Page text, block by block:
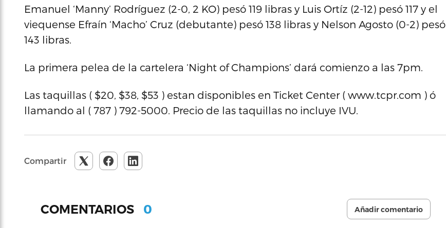
Emanuel ‘Manny’ Rodríguez (2-0, 2 KO) pesó 119 libras y Luis Ortíz (2-12) pesó 117 y el
viequense Efraín ‘Macho’ Cruz (debutante) pesó 138 libras y Nelson Agosto (0-2) pesó
143 libras.
La primera pelea de la cartelera ‘Night of Champions’ dará comienzo a las 7pm.
Las taquillas ( $20, $38, $53 ) estan disponibles en Ticket Center ( www.tcpr.com ) ó
llamando al ( 787 ) 792-5000. Precio de las taquillas no incluye IVU.
Compartir
COMENTARIOS 0 Añadir comentario